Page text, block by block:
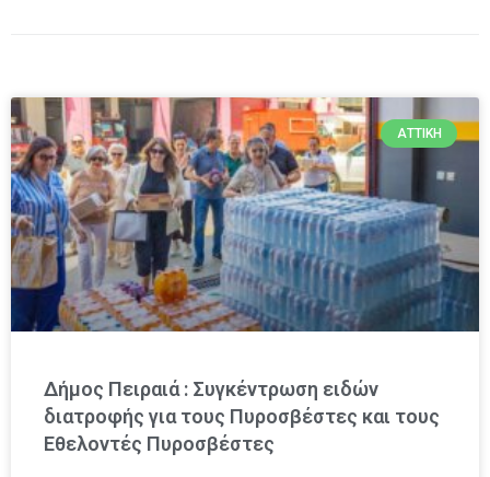
ΑΤΤΙΚΉ
Δήμος Πειραιά : Συγκέντρωση ειδών
διατροφής για τους Πυροσβέστες και τους
Εθελοντές Πυροσβέστες